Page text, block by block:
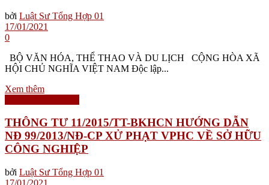
bởi Luật Sư Tổng Hợp 01
17/01/2021
0
BỘ VĂN HÓA, THỂ THAO VÀ DU LỊCH CỘNG HÒA XÃ
HỘI CHỦ NGHĨA VIỆT NAM Độc lập...
Xem thêm
THÔNG TƯ 11/2015/TT-BKHCN HƯỚNG DẪN
NĐ 99/2013/NĐ-CP XỬ PHẠT VPHC VỀ SỞ HỮU
CÔNG NGHIỆP
bởi Luật Sư Tổng Hợp 01